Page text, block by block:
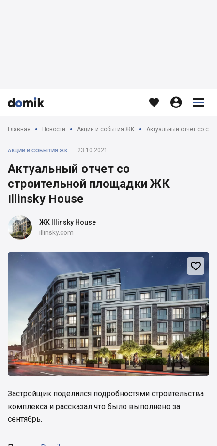


   


Главная Новости Акции и события ЖК Актуальный отчет со
АКЦИИ И СОБЫТИЯ ЖК 23.10.2021
Актуальный отчет со
строительной площадки ЖК
Illinsky House
ЖК Illinsky House
illinsky.com

Застройщик поделился подробностями строительства
комплекса и рассказал что было выполнено за
сентябрь.